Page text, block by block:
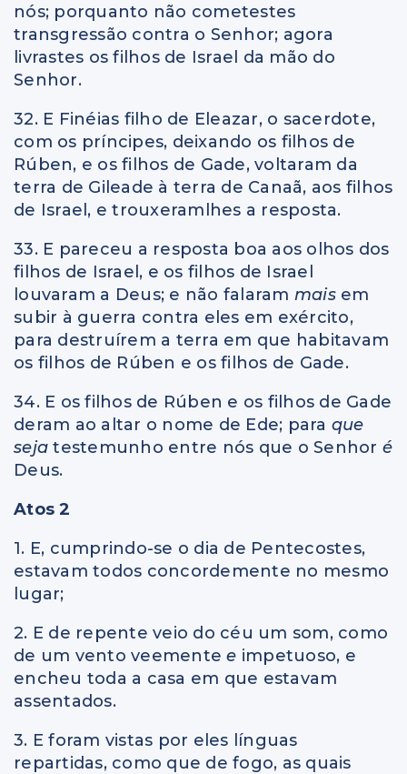
nós; porquanto não cometestes
transgressão contra o Senhor; agora
livrastes os filhos de Israel da mão do
Senhor.
32. E Finéias filho de Eleazar, o sacerdote,
com os príncipes, deixando os filhos de
Rúben, e os filhos de Gade, voltaram da
terra de Gileade à terra de Canaã, aos filhos
de Israel, e trouxeramlhes a resposta.
33. E pareceu a resposta boa aos olhos dos
filhos de Israel, e os filhos de Israel
louvaram a Deus; e não falaram mais em
subir à guerra contra eles em exército,
para destruírem a terra em que habitavam
os filhos de Rúben e os filhos de Gade.
34. E os filhos de Rúben e os filhos de Gade
deram ao altar o nome de Ede; para que
sejatestemunho entre nós que o Senhor é
Deus.
Atos 2
1. E, cumprindo-se o dia de Pentecostes,
estavam todos concordemente no mesmo
lugar;
2. E de repente veio do céu um som, como
de um vento veementee impetuoso, e
encheu toda a casa em que estavam
assentados.
3. E foram vistas por eles línguas
repartidas, como que de fogo, as quais